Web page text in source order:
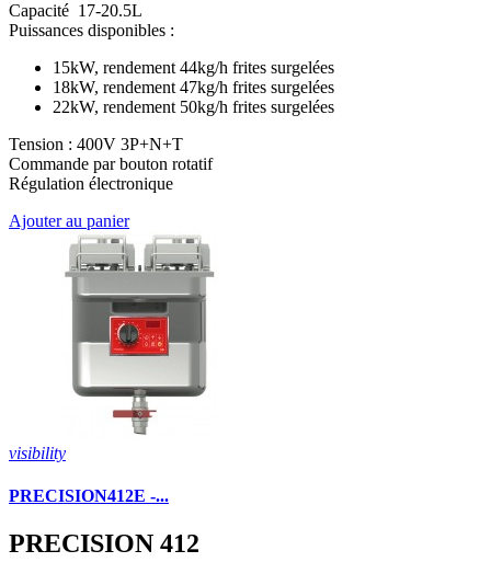
Capacité 17-20.5L
Puissances disponibles :
15kW, rendement 44kg/h frites surgelées
18kW, rendement 47kg/h frites surgelées
22kW, rendement 50kg/h frites surgelées
Tension : 400V 3P+N+T
Commande par bouton rotatif
Régulation électronique
Ajouter au panier
visibility
PRECISION412E -...
PRECISION 412